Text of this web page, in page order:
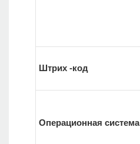
Штрих -код
Операционная система